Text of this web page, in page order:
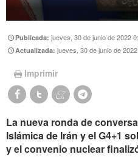
Publicada:jueves, 30 de junio de 2022
Actualizada:jueves, 30 de junio de
Imprimir
La nueva ronda de
Islámica de Irán y el G4+1
y el convenio nuclear